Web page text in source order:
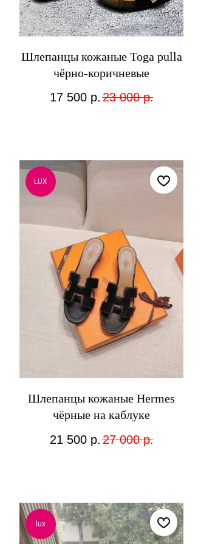
Шлепанцы кожаные Toga pulla
чёрно-коричневые
17 500 р. 23 000 р.
LUX
Шлепанцы кожаные Hermes
чёрные на каблуке
21 500 р. 27 000 р.
lux